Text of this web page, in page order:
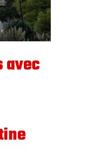
avec